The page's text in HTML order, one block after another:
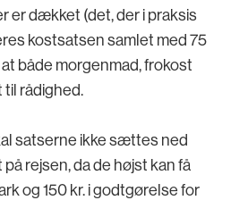
er dækket (det, der i praksis
kostsatsen samlet med 75
både morgenmad, frokost
rådighed.
satserne ikke sættes ned
rejsen, da de højst kan få
og 150 kr. i godtgørelse for